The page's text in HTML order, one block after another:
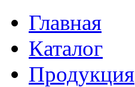
Главная
Каталог
Продукция